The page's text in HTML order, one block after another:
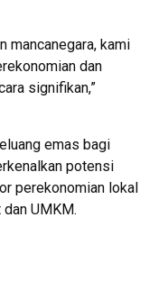
mancanegara, kami
dan
signifikan,”
emas bagi
potensi
perekonomian lokal
UMKM.